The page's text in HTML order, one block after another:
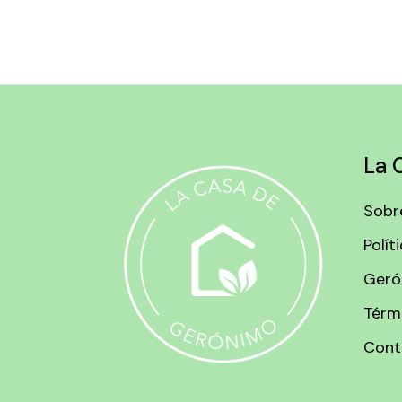
La